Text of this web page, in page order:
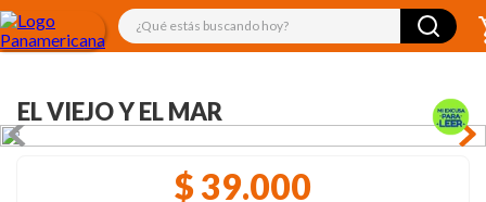
¿Qué estás buscando hoy?
EL VIEJO Y EL MAR
$ 39.000